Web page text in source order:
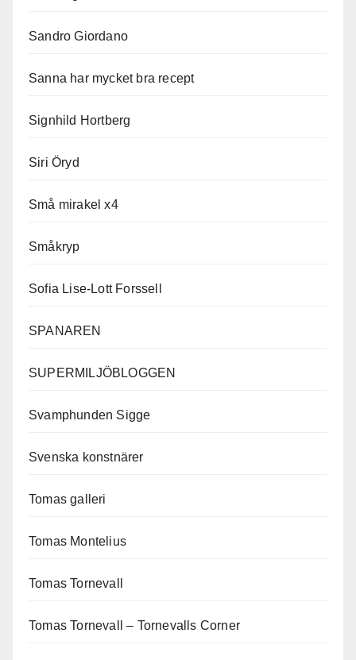
Sandro Giordano
Sanna har mycket bra recept
Signhild Hortberg
Siri Öryd
Små mirakel x4
Småkryp
Sofia Lise-Lott Forssell
SPANAREN
SUPERMILJÖBLOGGEN
Svamphunden Sigge
Svenska konstnärer
Tomas galleri
Tomas Montelius
Tomas Tornevall
Tomas Tornevall – Tornevalls Corner